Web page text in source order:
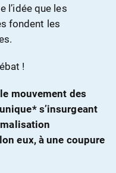
l’idée que les
fondent les
!
mouvement des
s’insurgeant
eux, à une coupure